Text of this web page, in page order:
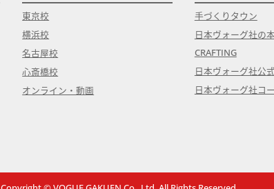
東京校
横浜校
名古屋校
心斎橋校
オンライン・動画
手づくりタウン
日本ヴォーグ社の
CRAFTING
日本ヴォーグ社公
日本ヴォーグ社コ